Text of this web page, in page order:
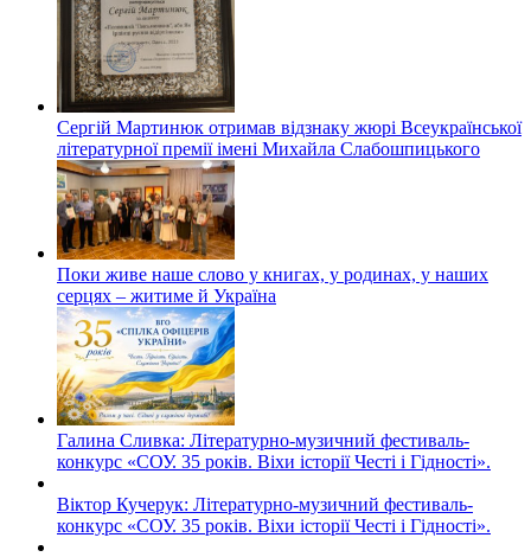
Сергій Мартинюк отримав відзнаку жюрі Всеукраїнської
літературної премії імені Михайла Слабошпицького
Поки живе наше слово у книгах, у родинах, у наших
серцях – житиме й Україна
Галина Сливка: Літературно-музичний фестиваль-
конкурс «СОУ. 35 років. Віхи історії Честі і Гідності».
Віктор Кучерук: Літературно-музичний фестиваль-
конкурс «СОУ. 35 років. Віхи історії Честі і Гідності».